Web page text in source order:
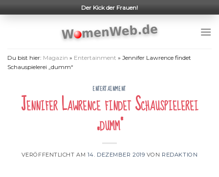
to
Der Kick der Frauen!
Du bist hier: Magazin » Entertainment » Jennifer Lawrence findet
Schauspielerei „dumm“
ENTERTAINMENT
Jennifer Lawrence findet Schauspielerei
„dumm“
VERÖFFENTLICHT AM 14. DEZEMBER 2019 VON REDAKTION